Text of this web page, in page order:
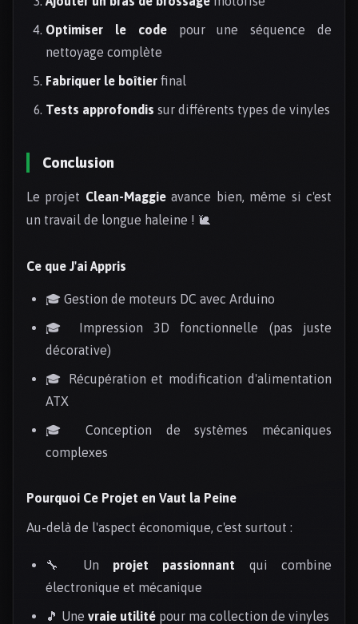
Optimiser le codepour une séquence de
nettoyage complète
Fabriquer le boîtier final
Tests approfondis sur différents types de vinyles
Conclusion
Le projet Clean-Maggieavance bien, même si c'est
un travail de longue haleine ! 🐌
Ce que J'ai Appris
🎓 Gestion de moteurs DC avec Arduino
🎓 Impression 3D fonctionnelle (pas juste
décorative)
🎓 Récupération et modification d'alimentation
ATX
🎓 Conception de systèmes mécaniques
complexes
Pourquoi Ce Projet en Vaut la Peine
Au-delà de l'aspect économique, c'est surtout :
🔧 Un projet passionnant qui combine
électronique et mécanique
🎵 Une vraie utilité pour ma collection de vinyles